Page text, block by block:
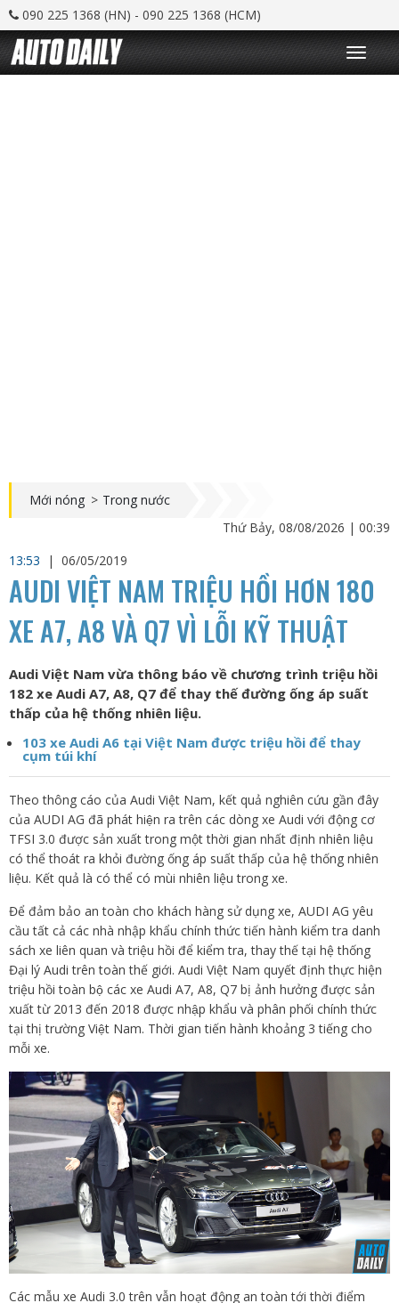
090 225 1368 (HN) - 090 225 1368 (HCM)
T
o
g
Mới nóng > Trong nước
Thứ Bảy, 08/08/2026 | 00:39
13:53
| 06/05/2019
AUDI VIỆT NAM TRIỆU HỒI HƠN 180
XE A7, A8 VÀ Q7 VÌ LỖI KỸ THUẬT
Audi Việt Nam vừa thông báo về chương trình triệu hồi
182 xe Audi A7, A8, Q7 để thay thế đường ống áp suất
thấp của hệ thống nhiên liệu.
103 xe Audi A6 tại Việt Nam được triệu hồi để thay
cụm túi khí
Theo thông cáo của Audi Việt Nam, kết quả nghiên cứu gần đây
của AUDI AG đã phát hiện ra trên các dòng xe Audi với động cơ
TFSI 3.0 được sản xuất trong một thời gian nhất định nhiên liệu
có thể thoát ra khỏi đường ống áp suất thấp của hệ thống nhiên
liệu. Kết quả là có thể có mùi nhiên liệu trong xe.
Để đảm bảo an toàn cho khách hàng sử dụng xe, AUDI AG yêu
cầu tất cả các nhà nhập khẩu chính thức tiến hành kiểm tra danh
sách xe liên quan và triệu hồi để kiểm tra, thay thế tại hệ thống
Đại lý Audi trên toàn thế giới. Audi Việt Nam quyết định thực hiện
triệu hồi toàn bộ các xe Audi A7, A8, Q7 bị ảnh hưởng được sản
xuất từ 2013 đến 2018 được nhập khẩu và phân phối chính thức
tại thị trường Việt Nam. Thời gian tiến hành khoảng 3 tiếng cho
mỗi xe.
Các mẫu xe Audi 3.0 trên vẫn hoạt động an toàn tới thời điểm